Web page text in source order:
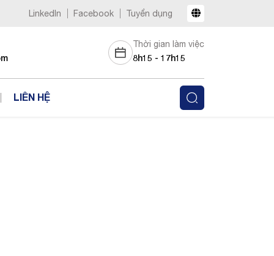
LinkedIn Facebook Tuyển dụng
Thời gian làm việc
8h15 - 17h15
LIÊN HỆ